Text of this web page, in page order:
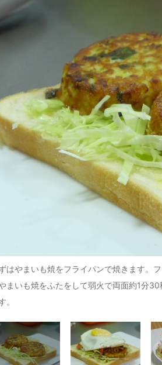
はやまいも焼をフライパンで焼きます。
まいも焼をふたをして弱火で両面約1分
。